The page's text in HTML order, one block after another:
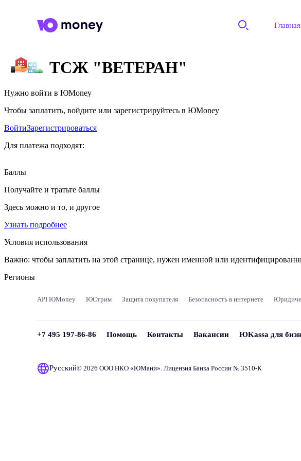
Главная
ТСЖ "ВЕТЕРАН"
Нужно войти в ЮMoney
Чтобы заплатить, войдите или зарегистрируйтесь в ЮMoney
ВойтиЗарегистрироваться
Для платежа подходят:
Баллы
Получайте и тратьте баллы
Здесь можно и то, и другое
Узнать подробнее
Условия использования
Важно: чтобы заплатить на этой странице, нужен именной или
Регионы
API ЮMoney ЮСтрим Защита покупателя Безопасность в интернете
+7 495 197-86-86 Помощь Контакты Вакансии ЮKassa для
Русский© 2026 ООО НКО «ЮМани». Лицензия Банка России № 3510‑К